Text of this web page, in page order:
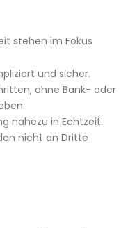
stehen im Fokus
und sicher.
ohne Bank- oder
nahezu in Echtzeit.
nicht an Dritte